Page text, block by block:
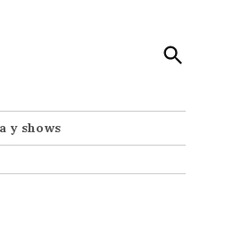
Open
Search
y shows